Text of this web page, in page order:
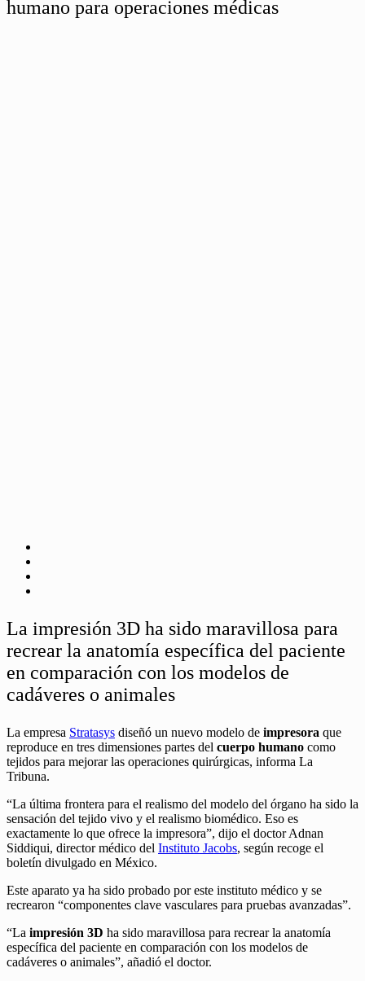
humano para operaciones médicas
La impresión 3D ha sido maravillosa para
recrear la anatomía específica del paciente
en comparación con los modelos de
cadáveres o animales
La empresa Stratasys diseñó un nuevo modelo de impresora que
reproduce en tres dimensiones partes del cuerpo humano como
tejidos para mejorar las operaciones quirúrgicas, informa La
Tribuna.
“La última frontera para el realismo del modelo del órgano ha sido la
sensación del tejido vivo y el realismo biomédico. Eso es
exactamente lo que ofrece la impresora”, dijo el doctor Adnan
Siddiqui, director médico del Instituto Jacobs, según recoge el
boletín divulgado en México.
Este aparato ya ha sido probado por este instituto médico y se
recrearon “componentes clave vasculares para pruebas avanzadas”.
“La impresión 3D ha sido maravillosa para recrear la anatomía
específica del paciente en comparación con los modelos de
cadáveres o animales”, añadió el doctor.